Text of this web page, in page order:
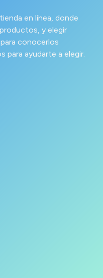
en línea, donde
y elegir
conocerlos
para ayudarte a elegir.